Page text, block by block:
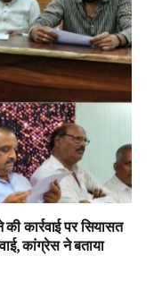
कार्रवाई पर सियासत
कांग्रेस ने बताया